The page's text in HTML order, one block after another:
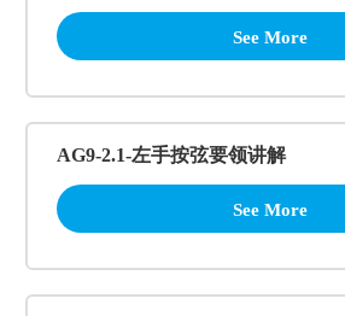
See More
AG9-2.1-左手按弦要领讲解
See More